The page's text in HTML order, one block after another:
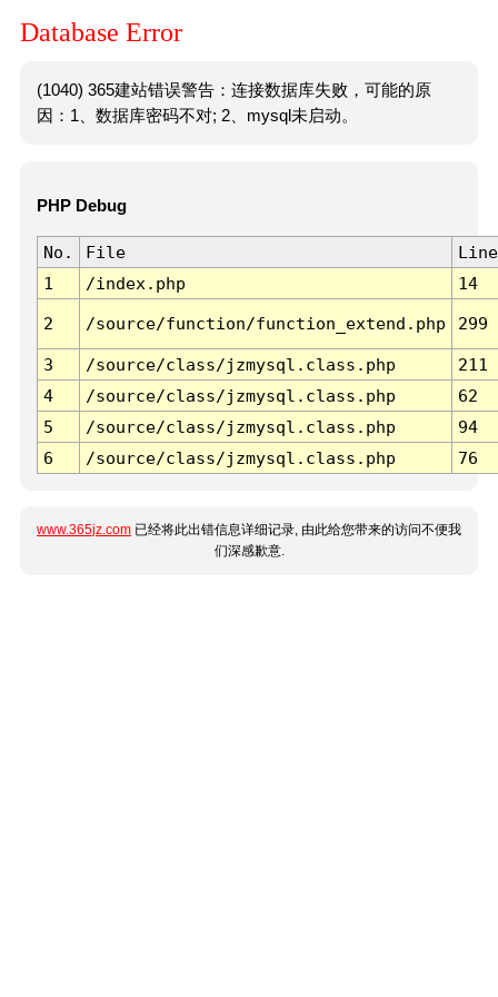
Database Error
(1040) 365建站错误警告：连接数据库失败，可能的原
因：1、数据库密码不对; 2、mysql未启动。
PHP Debug
No. File
Line
1
/index.php 14
2 /source/function/function_extend.php 299
3 /source/class/jzmysql.class.php
211
4
/source/class/jzmysql.class.php
62
5
/source/class/jzmysql.class.php
94
6
/source/class/jzmysql.class.php 76
www.365jz.com 已经将此出错信息详细记录, 由此给您带来的访问不便我
们深感歉意.